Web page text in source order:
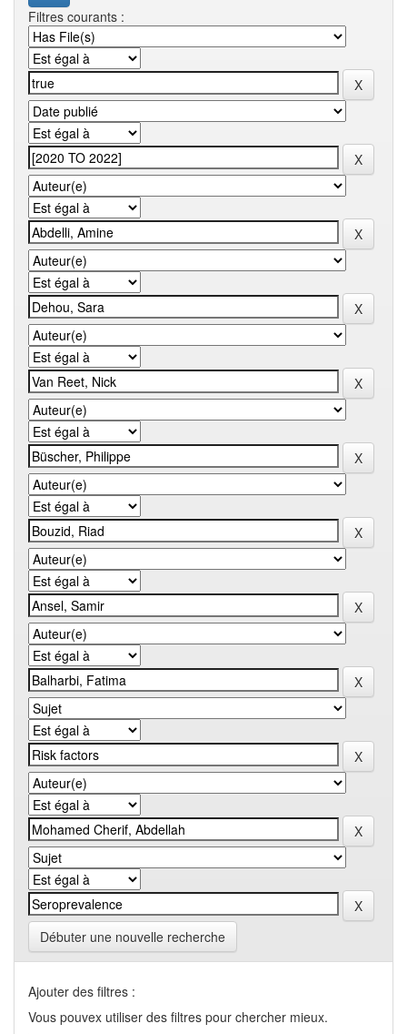
Filtres courants :
Débuter une nouvelle recherche
Ajouter des filtres :
Vous pouvex utiliser des filtres pour chercher mieux.